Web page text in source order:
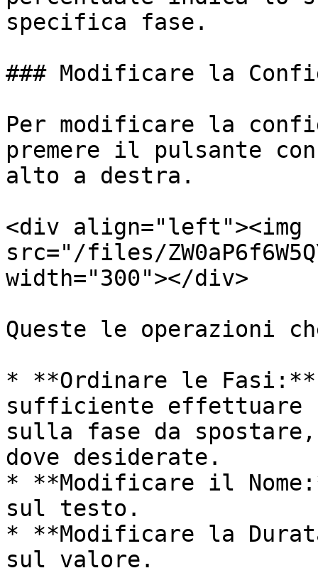
specifica fase.
### Modificare la
Per modificare la
premere il pulsante
alto a destra.
<div align="left"><img
src="/files/
width="300"></div>
Queste le operazioni
* **Ordinare le
sufficiente effettuare
sulla fase da
dove desiderate.
* **Modificare il
sul testo.
* **Modificare la
sul valore.